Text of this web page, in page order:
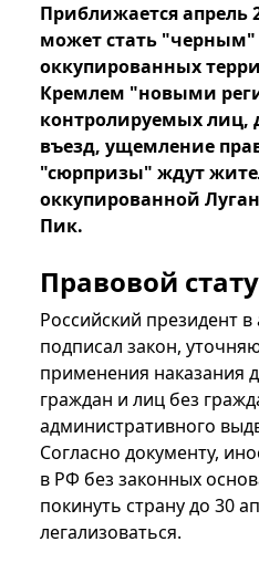
Приближается апрель
может стать
оккупированных
Кремлем "новыми
контролируемых лиц,
въезд, ущемление
"сюрпризы" ждут
оккупированной
Пик.
Правовой
Российский президент в
подписал закон,
применения наказания
граждан и лиц без
административного
Согласно документу,
в РФ без законных
покинуть страну до 30
легализоваться.